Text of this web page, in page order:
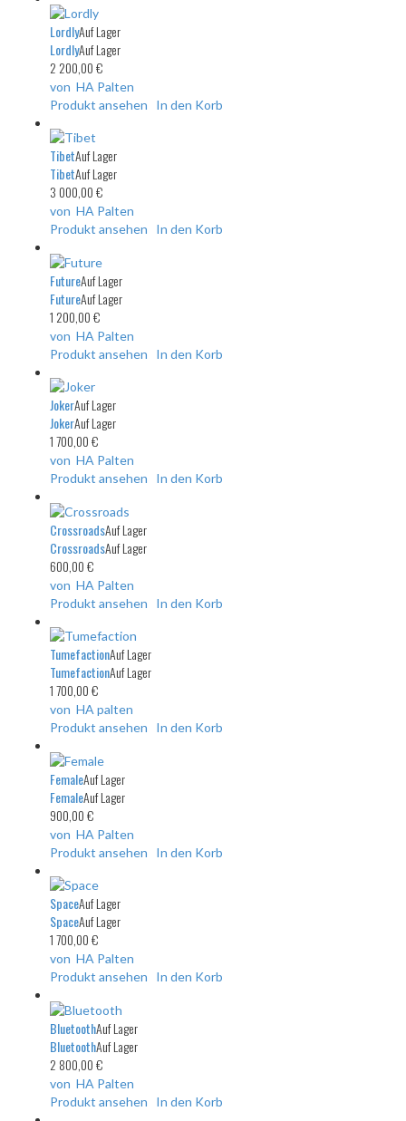
LordlyAuf Lager
LordlyAuf Lager
2 200,00 €
von HA Palten
Produkt ansehen
In den Korb
TibetAuf Lager
TibetAuf Lager
3 000,00 €
von HA Palten
Produkt ansehen
In den Korb
FutureAuf Lager
FutureAuf Lager
1 200,00 €
von HA Palten
Produkt ansehen
In den Korb
JokerAuf Lager
JokerAuf Lager
1 700,00 €
von HA Palten
Produkt ansehen
In den Korb
CrossroadsAuf Lager
CrossroadsAuf Lager
600,00 €
von HA Palten
Produkt ansehen
In den Korb
TumefactionAuf Lager
TumefactionAuf Lager
1 700,00 €
von HA palten
Produkt ansehen
In den Korb
FemaleAuf Lager
FemaleAuf Lager
900,00 €
von HA Palten
Produkt ansehen
In den Korb
SpaceAuf Lager
SpaceAuf Lager
1 700,00 €
von HA Palten
Produkt ansehen
In den Korb
BluetoothAuf Lager
BluetoothAuf Lager
2 800,00 €
von HA Palten
Produkt ansehen
In den Korb